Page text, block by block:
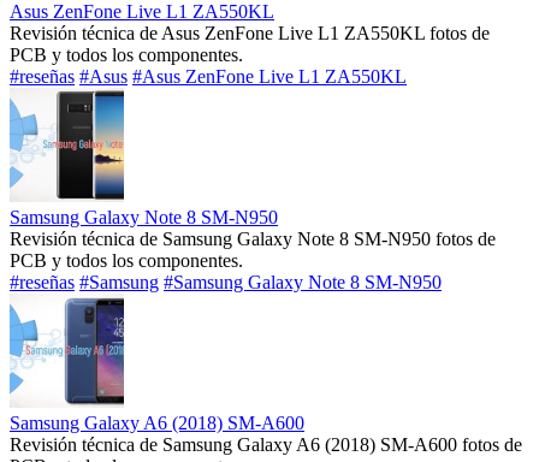
Asus ZenFone Live L1 ZA550KL
Revisión técnica de Asus ZenFone Live L1 ZA550KL fotos de
PCB y todos los componentes.
#reseñas #Asus #Asus ZenFone Live L1 ZA550KL
Samsung Galaxy Note 8 SM-N950
Revisión técnica de Samsung Galaxy Note 8 SM-N950 fotos de
PCB y todos los componentes.
#reseñas #Samsung #Samsung Galaxy Note 8 SM-N950
Samsung Galaxy A6 (2018) SM-A600
Revisión técnica de Samsung Galaxy A6 (2018) SM-A600 fotos de